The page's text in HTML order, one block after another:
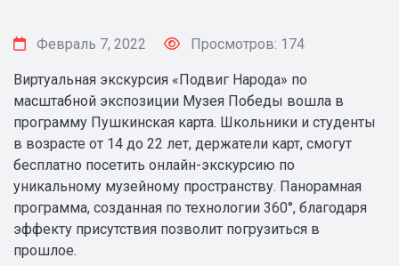
Февраль 7, 2022 Просмотров: 174
Виртуальная экскурсия «Подвиг Народа» по
масштабной экспозиции Музея Победы вошла в
программу Пушкинская карта. Школьники и студенты
в возрасте от 14 до 22 лет, держатели карт, смогут
бесплатно посетить онлайн-экскурсию по
уникальному музейному пространству. Панорамная
программа, созданная по технологии 360°, благодаря
эффекту присутствия позволит погрузиться в
прошлое.